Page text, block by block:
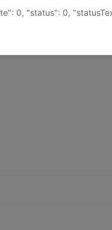
性： 地图类型-地形地势图
0, "status": 0,